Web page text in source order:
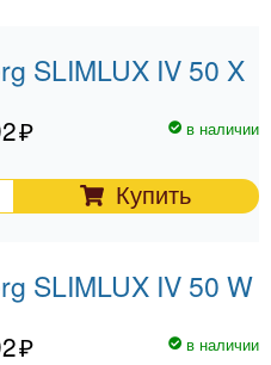
SLIMLUX IV 50 X
в наличии
Купить
SLIMLUX IV 50 W
в наличии